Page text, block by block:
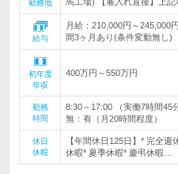
勤務地
給与
月給：210,000円～
間3ヶ月あり(条件変動無し)
初年度
年収
400万円～550万円
勤務
時間
8:30～17:00 （実働7時間45
無：有（月20時間程度）
休日
休暇
【年間休日125日】* 完全
休暇* 夏季休暇* 慶弔休暇…